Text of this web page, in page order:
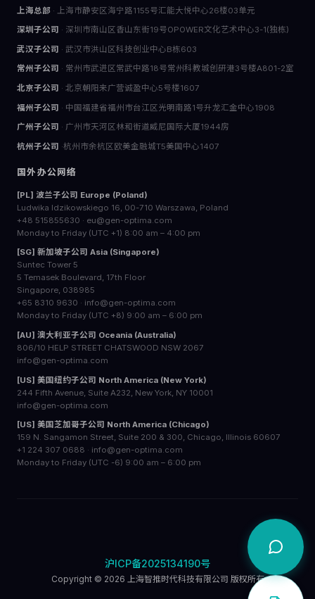
上海总部 · 上海市静安区海宁路1155号汇能大悦中心26楼03单元
深圳子公司 · 深圳市南山区香山东街19号OPOWER文化艺术中心3-1(独栋)
武汉子公司 · 武汉市洪山区科技创业中心B栋603
常州子公司 · 常州市武进区常武中路18号常州科教城创研港3号楼A801-2室
北京子公司 · 北京朝阳来广营诚盈中心5号楼1607
福州子公司 · 中国福建省福州市台江区光明南路1号升龙汇金中心1908
广州子公司 · 广州市天河区林和街道威尼国际大厦1944房
杭州子公司 ·杭州市余杭区欧美金融城T5美国中心1407
国外办公网络
[PL] 波兰子公司 Europe (Poland)
Ludwika Idzikowskiego 16, 00-710 Warszawa, Poland
+48 515855630 · eu@gen-optima.com
Monday to Friday (UTC +1) 8:00 am – 4:00 pm
[SG] 新加坡子公司 Asia (Singapore)
Suntec Tower 5
5 Temasek Boulevard, 17th Floor
Singapore, 038985
+65 8310 9630 · info@gen-optima.com
Monday to Friday (UTC +8) 9:00 am – 6:00 pm
[AU] 澳大利亚子公司 Oceania (Australia)
806/10 HELP STREET CHATSWOOD NSW 2067
info@gen-optima.com
[US] 美国纽约子公司 North America (New York)
244 Fifth Avenue, Suite A232, New York, NY 10001
info@gen-optima.com
[US] 美国芝加哥子公司 North America (Chicago)
159 N. Sangamon Street, Suite 200 & 300, Chicago, Illinois 60607
+1 224 307 0688 · info@gen-optima.com
Monday to Friday (UTC -6) 9:00 am – 6:00 pm
沪ICP备2025134190号
Copyright © 2026 上海智推时代科技有限公司 版权所有